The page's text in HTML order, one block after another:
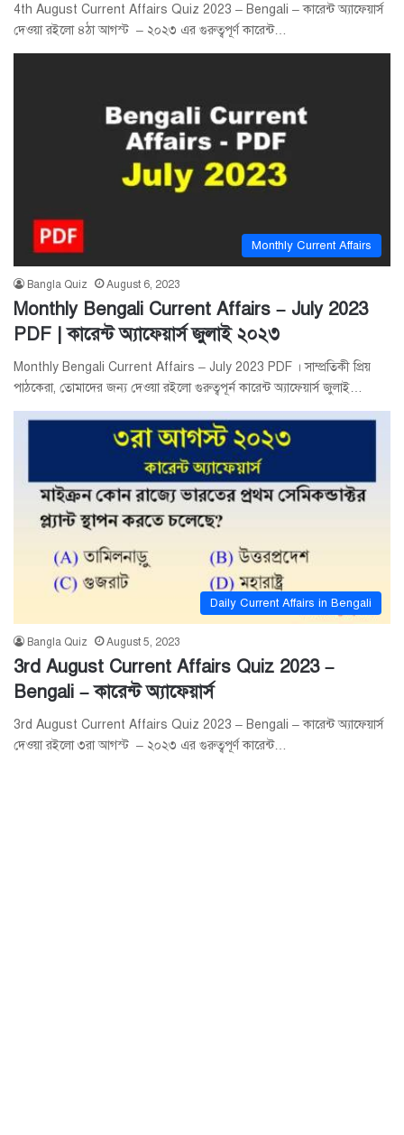
4th August Current Affairs Quiz 2023 – Bengali – কারেন্ট অ্যাফেয়ার্স
দেওয়া রইলো ৪ঠা আগস্ট – ২০২৩ এর গুরুত্বপূর্ণ কারেন্ট…
Monthly Current Affairs
Bangla Quiz August 6, 2023
Monthly Bengali Current Affairs – July 2023
PDF | কারেন্ট অ্যাফেয়ার্স জুলাই ২০২৩
Monthly Bengali Current Affairs – July 2023 PDF । সাম্প্রতিকী প্রিয়
পাঠকেরা, তোমাদের জন্য দেওয়া রইলো গুরুত্বপূর্ন কারেন্ট অ্যাফেয়ার্স জুলাই…
Daily Current Affairs in Bengali
Bangla Quiz August 5, 2023
3rd August Current Affairs Quiz 2023 –
Bengali – কারেন্ট অ্যাফেয়ার্স
3rd August Current Affairs Quiz 2023 – Bengali – কারেন্ট অ্যাফেয়ার্স
দেওয়া রইলো ৩রা আগস্ট – ২০২৩ এর গুরুত্বপূর্ণ কারেন্ট…